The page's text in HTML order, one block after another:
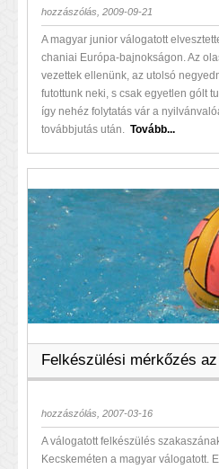
hozzászólás, 2009-09-21
A magyar junior válogatott
chaniai Európa-bajnokságon. Az
vezettek ellenünk, az utolsó
futottunk neki, s csak egyetlen gólt
így nehéz folytatás vár a
továbbjutás után. Tovább...
Felkészülési mérkőzés
hozzászólás, 2007-03-16
A válogatott felkészülés
Kecskeméten a magyar válogatott.